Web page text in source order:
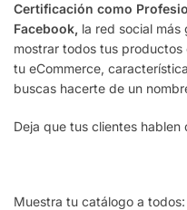
Certificación como
Facebook, la red social
mostrar todos tus
tu eCommerce,
buscas hacerte de un
Deja que tus clientes
Muestra tu catálogo a todos: